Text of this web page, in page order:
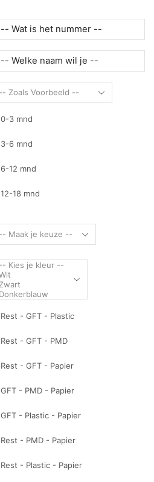
0-3 mnd
3-6 mnd
6-12 mnd
12-18 mnd
Rest - GFT - Plastic
Rest - GFT - PMD
Rest - GFT - Papier
GFT - PMD - Papier
GFT - Plastic - Papier
Rest - PMD - Papier
Rest - Plastic - Papier